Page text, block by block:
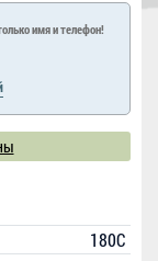
имя и телефон!
180C